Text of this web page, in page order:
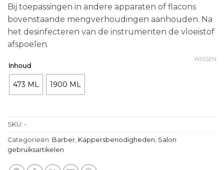
Bij toepassingen in andere apparaten of flacons
bovenstaande mengverhoudingen aanhouden. Na
het desinfecteren van de instrumenten de vloeistof
afspoelen.
Inhoud
473 ML 1900 ML
WISSEN
SKU: -
Categorieën: Barber, Kappersbenodigheden, Salon
gebruiksartikelen